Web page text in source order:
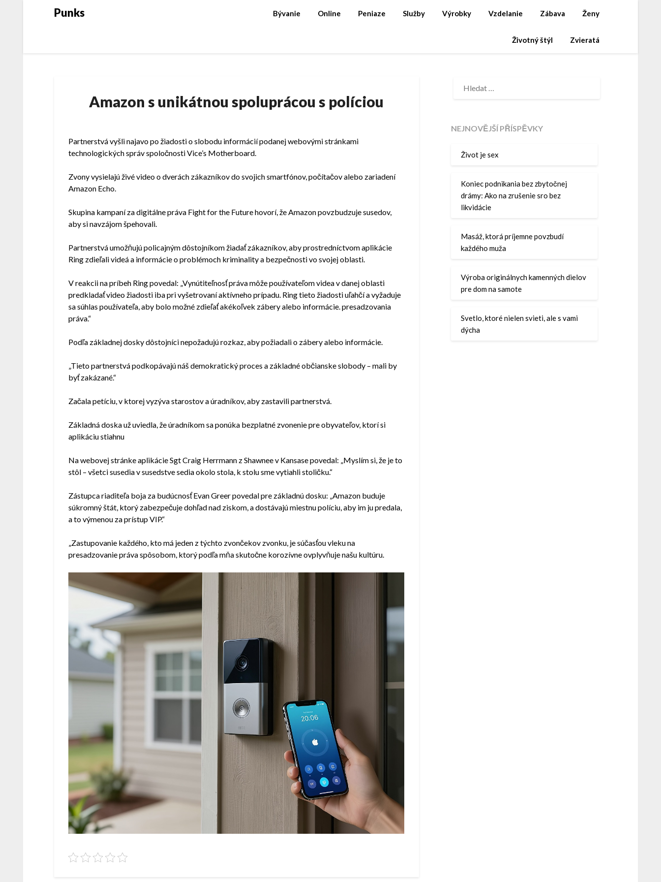
Punks Bývanie Online Peniaze Služby Výrobky Vzdelanie Zábava Ženy
Životný štýl Zvieratá
Amazon s unikátnou spoluprácou s políciou
Partnerstvá vyšli najavo po žiadosti o slobodu informácií podanej webovými stránkami
technologických správ spoločnosti Vice’s Motherboard.
Zvony vysielajú živé video o dverách zákazníkov do svojich smartfónov, počítačov alebo zariadení
Amazon Echo.
Skupina kampaní za digitálne práva Fight for the Future hovorí, že Amazon povzbudzuje susedov,
aby si navzájom špehovali.
Partnerstvá umožňujú policajným dôstojníkom žiadať zákazníkov, aby prostredníctvom aplikácie
Ring zdieľali videá a informácie o problémoch kriminality a bezpečnosti vo svojej oblasti.
V reakcii na príbeh Ring povedal: „Vynútiteľnosť práva môže používateľom videa v danej oblasti
predkladať video žiadosti iba pri vyšetrovaní aktívneho prípadu. Ring tieto žiadosti uľahčí a vyžaduje
sa súhlas používateľa, aby bolo možné zdieľať akékoľvek zábery alebo informácie. presadzovania
práva.“
Podľa základnej dosky dôstojníci nepožadujú rozkaz, aby požiadali o zábery alebo informácie.
„Tieto partnerstvá podkopávajú náš demokratický proces a základné občianske slobody – mali by
byť zakázané.“
Začala petíciu, v ktorej vyzýva starostov a úradníkov, aby zastavili partnerstvá.
Základná doska už uviedla, že úradníkom sa ponúka bezplatné zvonenie pre obyvateľov, ktorí si
aplikáciu stiahnu
Na webovej stránke aplikácie Sgt Craig Herrmann z Shawnee v Kansase povedal: „Myslím si, že je to
stôl – všetci susedia v susedstve sedia okolo stola, k stolu sme vytiahli stoličku.“
Zástupca riaditeľa boja za budúcnosť Evan Greer povedal pre základnú dosku: „Amazon buduje
súkromný štát, ktorý zabezpečuje dohľad nad ziskom, a dostávajú miestnu políciu, aby im ju predala,
a to výmenou za prístup VIP.“
„Zastupovanie každého, kto má jeden z týchto zvončekov zvonku, je súčasťou vleku na
presadzovanie práva spôsobom, ktorý podľa mňa skutočne korozívne ovplyvňuje našu kultúru.
NEJNOVĚJŠÍ PŘÍSPĚVKY
Život je sex
Koniec podnikania bez zbytočnej
drámy: Ako na zrušenie sro bez
likvidácie
Masáž, ktorá príjemne povzbudí
každého muža
Výroba originálnych kamenných dielov
pre dom na samote
Svetlo, ktoré nielen svieti, ale s vami
dýcha